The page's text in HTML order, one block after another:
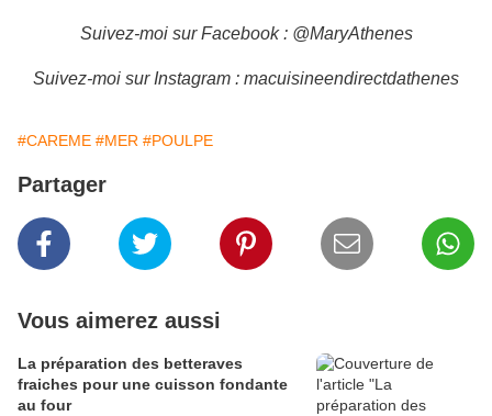
Suivez-moi sur Facebook : @MaryAthenes
Suivez-moi sur Instagram : macuisineendirectdathenes
#CAREME #MER #POULPE
Partager
Vous aimerez aussi
La préparation des betteraves
fraiches pour une cuisson fondante
au four